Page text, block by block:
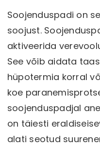
Soojenduspadi on
soojust.
aktiveerida
See võib aidata
hüpotermia korral
koe
soojenduspadjal
on täiesti
alati seotud